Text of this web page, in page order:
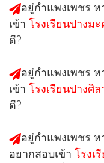
อยู่กำแพงเพชร
เข้า โรงเรียนปางม
ดี?
อยู่กำแพงเพชร
เข้า โรงเรียนปางศิ
ดี?
อยู่กำแพงเพชร
อยากสอบเข้า โรงเ